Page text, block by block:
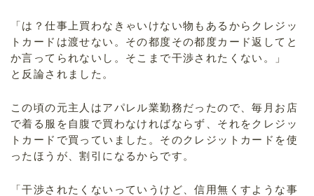
「は？仕事上買わなきゃいけない物もあるからクレジッ
トカードは渡せない。その都度その都度カード返してと
か言ってられないし。そこまで干渉されたくない。」
と反論されました。
この頃の元主人はアパレル業勤務だったので、毎月お店
で着る服を自腹で買わなければならず、それをクレジッ
トカードで買っていました。そのクレジットカードを使
ったほうが、割引になるからです。
「干渉されたくないっていうけど、信用無くすような事